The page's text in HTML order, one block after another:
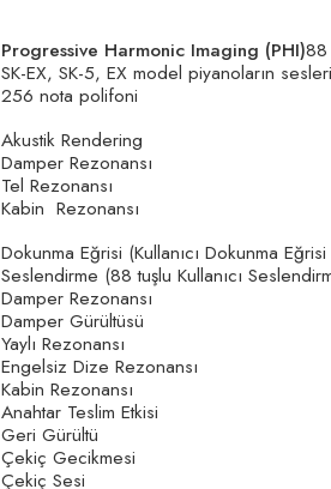
Progressive Harmonic Imaging (PHI)88
SK-EX, SK-5, EX model piyanoların sesleri
256 nota polifoni
Akustik Rendering
Damper Rezonansı
Tel Rezonansı
Kabin Rezonansı
Dokunma Eğrisi (Kullanıcı Dokunma
Seslendirme (88 tuşlu Kullanıcı
Damper Rezonansı
Damper Gürültüsü
Yaylı Rezonansı
Engelsiz Dize Rezonansı
Kabin Rezonansı
Anahtar Teslim Etkisi
Geri Gürültü
Çekiç Gecikmesi
Çekiç Sesi